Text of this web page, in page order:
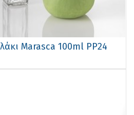
Marasca 100ml PP24